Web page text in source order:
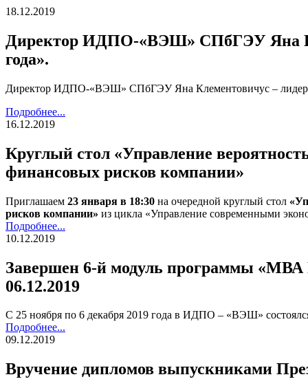
18.12.2019
Директор ИДПО-«ВЭШ» СПбГЭУ Яна
года».
Директор ИДПО-«ВЭШ» СПбГЭУ Яна Клементовичус – лидер
Подробнее...
16.12.2019
Круглый стол «Управление
финансовых рисков компании»
Приглашаем 23 января в 18:30 на очередной круглый стол
рисков компании» из цикла «Управление современными
Подробнее...
10.12.2019
Завершен 6-й модуль программы «МВА
06.12.2019
С 25 ноября по 6 декабря 2019 года в ИДПО – «ВЭШ»
Подробнее...
09.12.2019
Вручение дипломов выпускниками